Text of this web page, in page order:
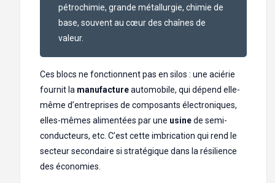
pétrochimie, grande métallurgie, chimie de
base, souvent au cœur des chaînes de
valeur.
Ces blocs ne fonctionnent pas en silos : une aciérie
fournit la manufactureautomobile, qui dépend elle-
même d’entreprises de composants électroniques,
elles-mêmes alimentées par une usinede semi-
conducteurs, etc. C’est cette imbrication qui rend le
secteur secondaire si stratégique dans la résilience
des économies.